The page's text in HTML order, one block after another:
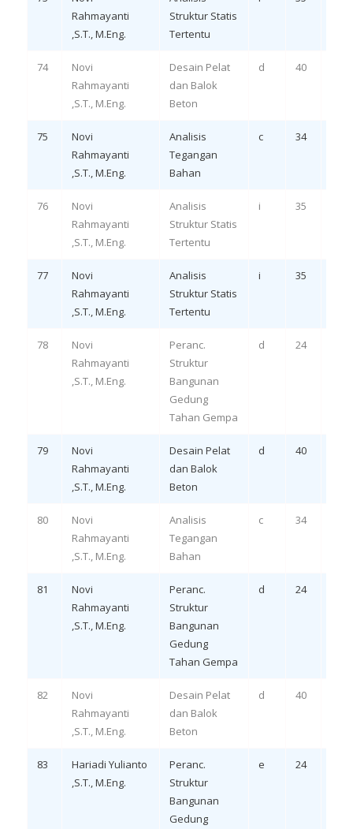
Rahmayanti
,S.T., M.Eng.
Struktur Statis
Tertentu
74
Novi
Rahmayanti
,S.T., M.Eng.
Desain Pelat
dan Balok
Beton
d 40
75
Novi
Rahmayanti
,S.T., M.Eng.
Analisis
Tegangan
Bahan
c 34
76
Novi
Rahmayanti
,S.T., M.Eng.
Analisis
Struktur Statis
Tertentu
i 35
77
Novi
Rahmayanti
,S.T., M.Eng.
Analisis
Struktur Statis
Tertentu
i 35
78
Novi
Rahmayanti
,S.T., M.Eng.
Peranc.
Struktur
Bangunan
Gedung
Tahan Gempa
d 24
79
Novi
Rahmayanti
,S.T., M.Eng.
Desain Pelat
dan Balok
Beton
d 40
80
Novi
Rahmayanti
,S.T., M.Eng.
Analisis
Tegangan
Bahan
c 34
81
Novi
Rahmayanti
,S.T., M.Eng.
Peranc.
Struktur
Bangunan
Gedung
Tahan Gempa
d 24
82
Novi
Rahmayanti
,S.T., M.Eng.
Desain Pelat
dan Balok
Beton
d 40
83
Hariadi Yulianto
,S.T., M.Eng.
Peranc.
Struktur
Bangunan
Gedung
e 24